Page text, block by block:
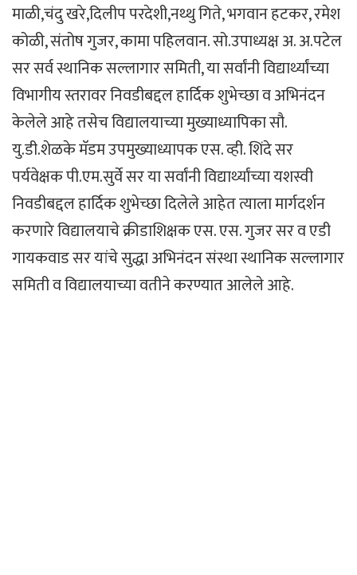
माळी,चंदु खरे,दिलीप परदेशी,नथ्थु गिते, भगवान हटकर, रमेश
कोळी, संतोष गुजर, कामा पहिलवान. सो.उपाध्यक्ष अ. अ.पटेल
सर सर्व स्थानिक सल्लागार समिती, या सर्वांनी विद्यार्थ्यांच्या
विभागीय स्तरावर निवडीबद्दल हार्दिक शुभेच्छा व अभिनंदन
केलेले आहे तसेच विद्यालयाच्या मुख्याध्यापिका सौ.
यु.डी.शेळके मॅडम उपमुख्याध्यापक एस. व्ही. शिंदे सर
पर्यवेक्षक पी.एम.सुर्वे सर या सर्वांनी विद्यार्थ्यांच्या यशस्वी
निवडीबद्दल हार्दिक शुभेच्छा दिलेले आहेत त्याला मार्गदर्शन
करणारे विद्यालयाचे क्रीडाशिक्षक एस. एस. गुजर सर व एडी
गायकवाड सर यांचे सुद्धा अभिनंदन संस्था स्थानिक सल्लागार
समिती व विद्यालयाच्या वतीने करण्यात आलेले आहे.